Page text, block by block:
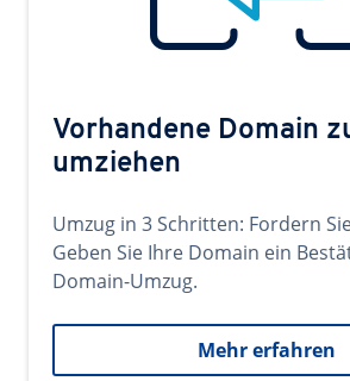
Vorhandene Domain
umziehen
Umzug in 3 Schritten: Fordern
Geben Sie Ihre Domain ein
Domain-Umzug.
Mehr erfahren